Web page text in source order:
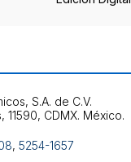
S.A. de C.V.
, 5254-1657